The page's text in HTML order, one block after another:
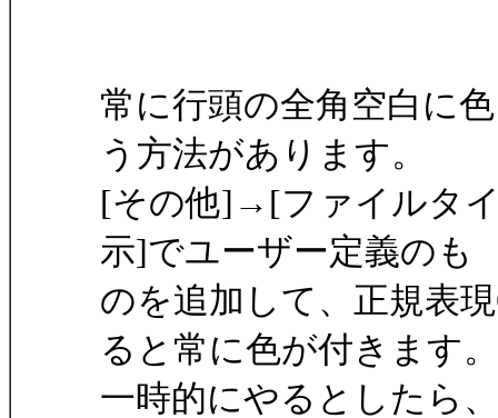
常に行頭の全角空白に
う方法があります。
[その他]→[ファイルタ
示]でユーザー定義のも
のを追加して、正規表
ると常に色が付きます。
一時的にやるとしたら